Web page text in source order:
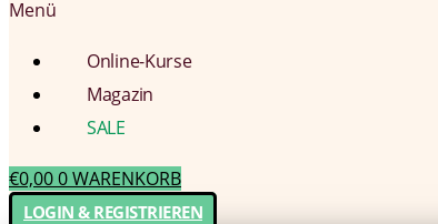
Menü
Online-Kurse
Magazin
SALE
€0,000WARENKORB
LOGIN & REGISTRIEREN